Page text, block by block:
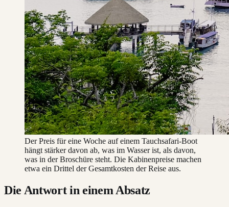
Der Preis für eine Woche auf einem Tauchsafari-Boot
hängt stärker davon ab, was im Wasser ist, als davon,
was in der Broschüre steht. Die Kabinenpreise machen
etwa ein Drittel der Gesamtkosten der Reise aus.
Die Antwort in einem Absatz